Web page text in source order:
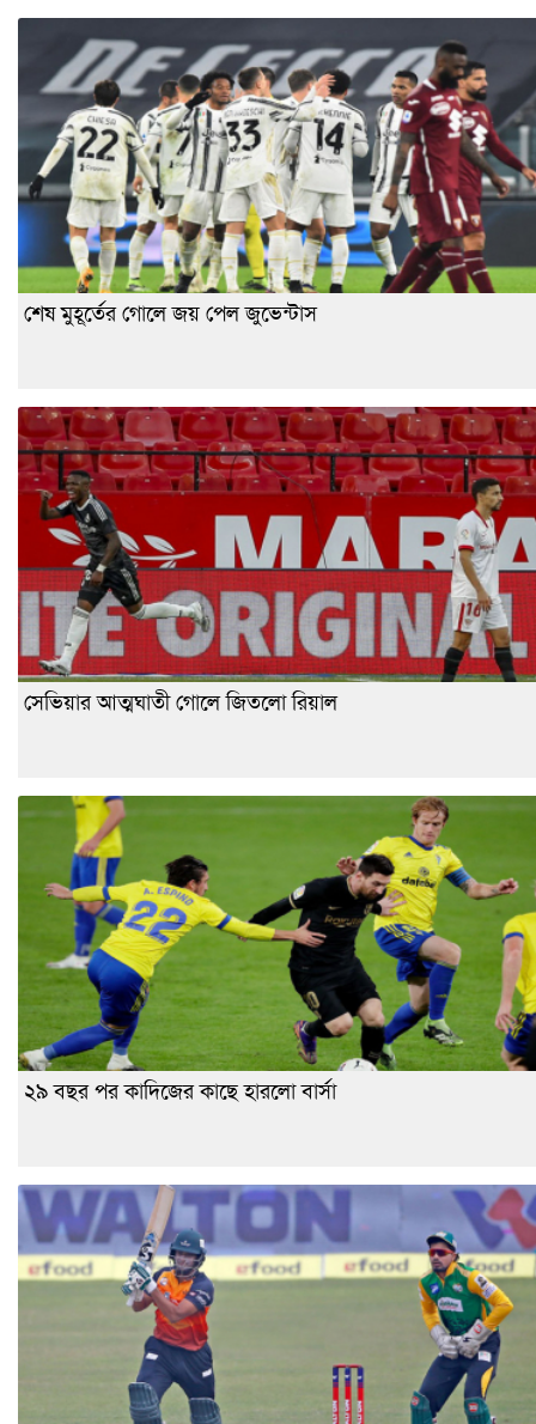
শেষ মুহূর্তের গোলে জয় পেল জুভেন্টাস
সেভিয়ার আত্মঘাতী গোলে জিতলো রিয়াল
২৯ বছর পর কাদিজের কাছে হারলো বার্সা